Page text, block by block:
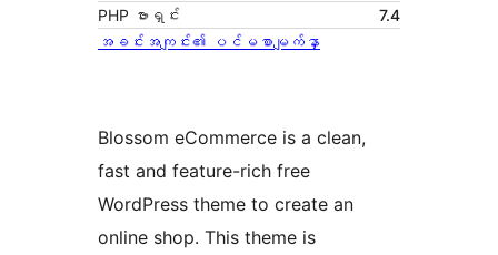
PHP ဗားရှင်း
7.4
အခင်းအကျင်း၏ ပင်မစာမျက်နှာ
Blossom eCommerce is a clean,
fast and feature-rich free
WordPress theme to create an
online shop. This theme is